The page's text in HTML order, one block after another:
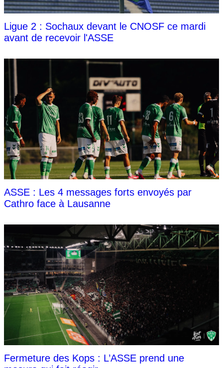
Ligue 2 : Sochaux devant le CNOSF ce mardi
avant de recevoir l'ASSE
ASSE : Les 4 messages forts envoyés par
Cathro face à Lausanne
Fermeture des Kops : L’ASSE prend une